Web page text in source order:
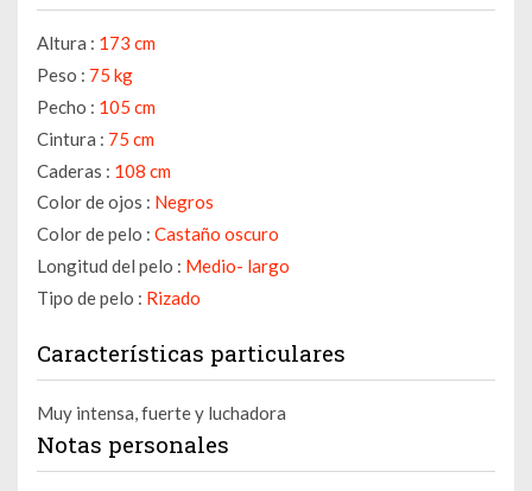
Altura : 173 cm
Peso : 75 kg
Pecho : 105 cm
Cintura : 75 cm
Caderas : 108 cm
Color de ojos : Negros
Color de pelo : Castaño oscuro
Longitud del pelo : Medio- largo
Tipo de pelo : Rizado
Características particulares
Muy intensa, fuerte y luchadora
Notas personales